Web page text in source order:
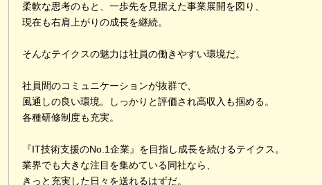
柔軟な思考のもと、一歩先を見据えた事業展開を図り、
現在も右肩上がりの成長を継続。
そんなテイクスの魅力は社員の働きやすい環境だ。
社員間のコミュニケーションが抜群で、
風通しの良い環境。しっかりと評価され高収入も掴める。
各種研修制度も充実。
『IT技術支援のNo.1企業』を目指し成長を続けるテイクス。
業界でも大きな注目を集めている同社なら、
きっと充実した日々を送れるはずだ。